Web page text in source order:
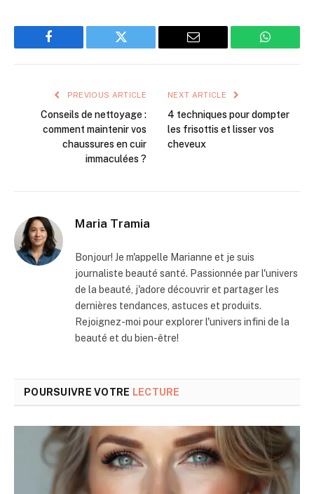
Facebook Twitter Email
PREVIOUS ARTICLE
Conseils de nettoyage :
comment maintenir vos
chaussures en cuir
immaculées ?
NEXT ARTICLE
4 techniques pour dompter
les frisottis et lisser vos
cheveux
Maria Tramia
Bonjour! Je m'appelle Marianne et je suis
journaliste beauté santé. Passionnée par l'univers
de la beauté, j'adore découvrir et partager les
dernières tendances, astuces et produits.
Rejoignez-moi pour explorer l'univers infini de la
beauté et du bien-être!
POURSUIVRE VOTRE LECTURE